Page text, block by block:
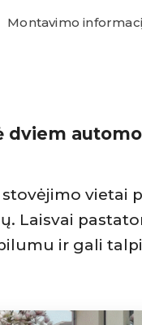
Montavimo
dviem
vietai
Laisvai
ir gali